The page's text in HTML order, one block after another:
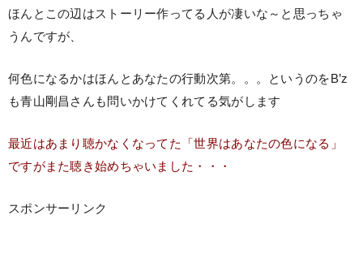
ほんとこの辺はストーリー作ってる人が凄いな～と思っちゃ
うんですが、
何色になるかはほんとあなたの行動次第。。。というのをB’z
も青山剛昌さんも問いかけてくれてる気がします
最近はあまり聴かなくなってた「世界はあなたの色になる」
ですがまた聴き始めちゃいました・・・
スポンサーリンク